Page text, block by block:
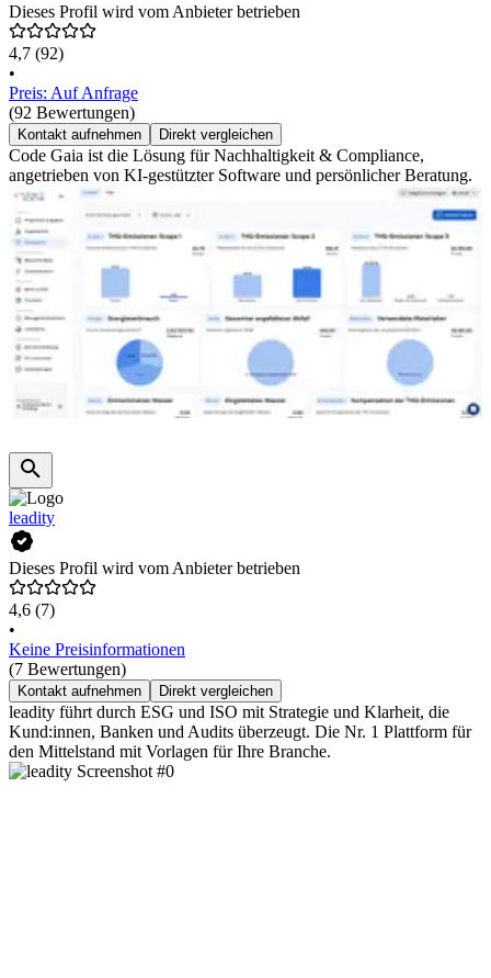
Dieses Profil wird vom Anbieter betrieben
4,7 (92)
•
Preis: Auf Anfrage
(92 Bewertungen)
Kontakt aufnehmen Direkt vergleichen
Code Gaia ist die Lösung für Nachhaltigkeit & Compliance,
angetrieben von KI-gestützter Software und persönlicher Beratung.
leadity
Dieses Profil wird vom Anbieter betrieben
4,6 (7)
•
Keine Preisinformationen
(7 Bewertungen)
Kontakt aufnehmen Direkt vergleichen
leadity führt durch ESG und ISO mit Strategie und Klarheit, die
Kund:innen, Banken und Audits überzeugt. Die Nr. 1 Plattform für
den Mittelstand mit Vorlagen für Ihre Branche.